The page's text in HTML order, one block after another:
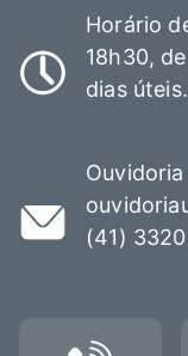
Horário
18h30,
dias úteis.
(41)